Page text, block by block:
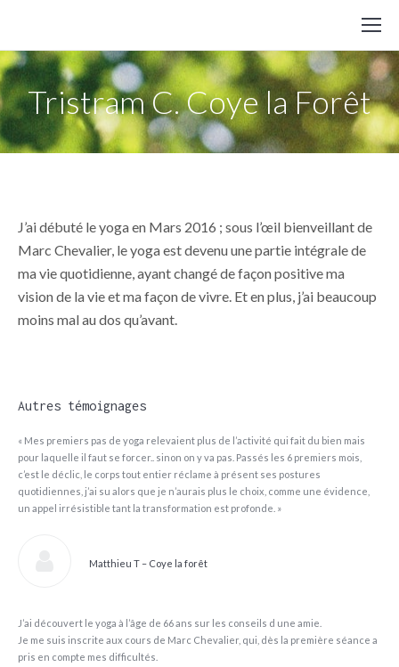
Tristram C. Coye la Forêt
J’ai débuté le yoga en Mars 2016 ; sous l’œil bienveillant de
Marc Chevalier, le yoga est devenu une partie intégrale de
ma vie quotidienne, ayant changé de façon positive ma
vision de la vie et ma façon de vivre. Et en plus, j’ai beaucoup
moins mal au dos qu’avant.
Autres témoignages
« Mes premiers pas de yoga relevaient plus de l’activité qui fait du bien mais
pour laquelle il faut se forcer.. sinon on y va pas. Passés les 6 premiers mois,
c’est le déclic, le corps tout entier réclame à présent ses postures
quotidiennes, j’ai su alors que je n’aurais plus le choix, comme une évidence,
un appel irrésistible tant la transformation est profonde. »
Matthieu T – Coye la forêt
J’ai découvert le yoga à l’âge de 66 ans sur les conseils d une amie.
Je me suis inscrite aux cours de Marc Chevalier, qui, dès la première séance a
pris en compte mes difficultés.